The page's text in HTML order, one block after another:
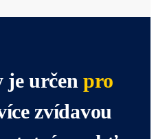
je určenpro
zvídavou